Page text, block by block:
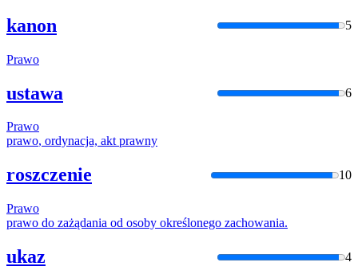
kanon 5
Prawo
ustawa 6
Prawo
prawo, ordynacja, aktprawny
roszczenie 10
Prawo
prawo do zażądania od osoby określonego zachowania.
ukaz 4